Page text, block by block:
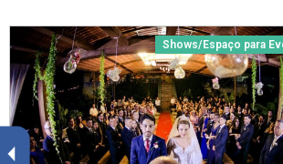
Shows/Espaço para